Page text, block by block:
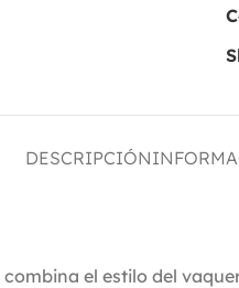
DESCRIPCIÓN
combina el estilo del